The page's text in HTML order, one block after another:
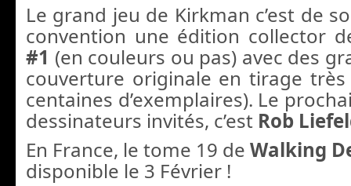
Le grand jeu de Kirkman c’est de
convention une édition collector
#1 (en couleurs ou pas) avec des
couverture originale en tirage
centaines d’exemplaires). Le
dessinateurs invités, c’est Rob
En France, le tome 19 de Walking
disponible le 3 Février !